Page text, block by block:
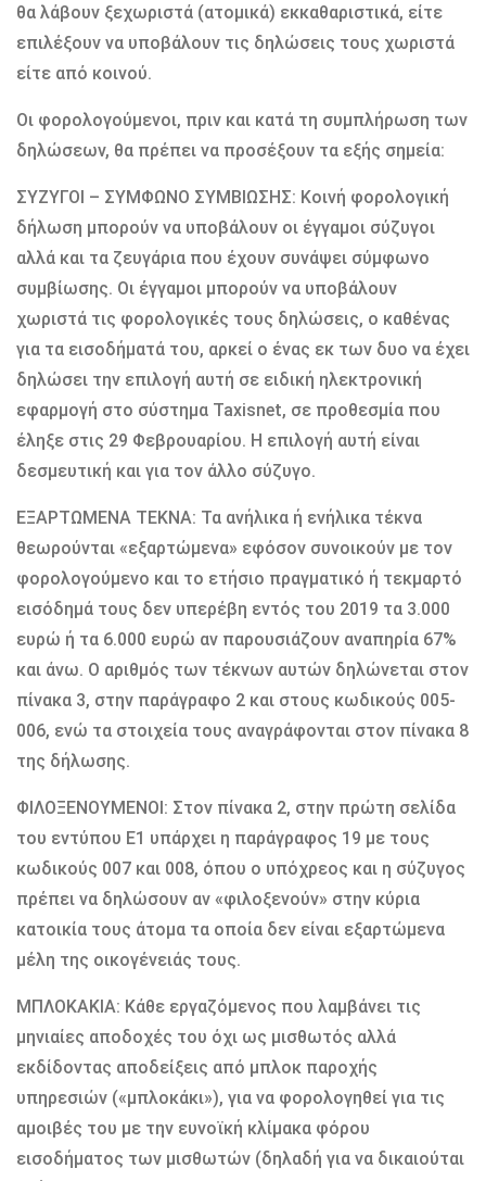
θα λάβουν ξεχωριστά (ατομικά) εκκαθαριστικά, είτε
επιλέξουν να υποβάλουν τις δηλώσεις τους χωριστά
είτε από κοινού.
Οι φορολογούμενοι, πριν και κατά τη συμπλήρωση των
δηλώσεων, θα πρέπει να προσέξουν τα εξής σημεία:
ΣΥΖΥΓΟΙ – ΣΥΜΦΩΝΟ ΣΥΜΒΙΩΣΗΣ: Κοινή φορολογική
δήλωση μπορούν να υποβάλουν οι έγγαμοι σύζυγοι
αλλά και τα ζευγάρια που έχουν συνάψει σύμφωνο
συμβίωσης. Οι έγγαμοι μπορούν να υποβάλουν
χωριστά τις φορολογικές τους δηλώσεις, ο καθένας
για τα εισοδήματά του, αρκεί ο ένας εκ των δυο να έχει
δηλώσει την επιλογή αυτή σε ειδική ηλεκτρονική
εφαρμογή στο σύστημα Taxisnet, σε προθεσμία που
έληξε στις 29 Φεβρουαρίου. Η επιλογή αυτή είναι
δεσμευτική και για τον άλλο σύζυγο.
ΕΞΑΡΤΩΜΕΝΑ ΤΕΚΝΑ: Τα ανήλικα ή ενήλικα τέκνα
θεωρούνται «εξαρτώμενα» εφόσον συνοικούν με τον
φορολογούμενο και το ετήσιο πραγματικό ή τεκμαρτό
εισόδημά τους δεν υπερέβη εντός του 2019 τα 3.000
ευρώ ή τα 6.000 ευρώ αν παρουσιάζουν αναπηρία 67%
και άνω. Ο αριθμός των τέκνων αυτών δηλώνεται στον
πίνακα 3, στην παράγραφο 2 και στους κωδικούς 005-
006, ενώ τα στοιχεία τους αναγράφονται στον πίνακα 8
της δήλωσης.
ΦΙΛΟΞΕΝΟΥΜΕΝΟΙ: Στον πίνακα 2, στην πρώτη σελίδα
του εντύπου Ε1 υπάρχει η παράγραφος 19 με τους
κωδικούς 007 και 008, όπου ο υπόχρεος και η σύζυγος
πρέπει να δηλώσουν αν «φιλοξενούν» στην κύρια
κατοικία τους άτομα τα οποία δεν είναι εξαρτώμενα
μέλη της οικογένειάς τους.
ΜΠΛΟΚΑΚΙΑ: Κάθε εργαζόμενος που λαμβάνει τις
μηνιαίες αποδοχές του όχι ως μισθωτός αλλά
εκδίδοντας αποδείξεις από μπλοκ παροχής
υπηρεσιών («μπλοκάκι»), για να φορολογηθεί για τις
αμοιβές του με την ευνοϊκή κλίμακα φόρου
εισοδήματος των μισθωτών (δηλαδή για να δικαιούται